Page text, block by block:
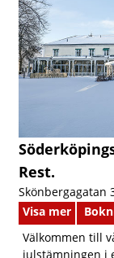
Rest.
Skönbergagatan
Visa mer
Välkommen till
julstämningen i